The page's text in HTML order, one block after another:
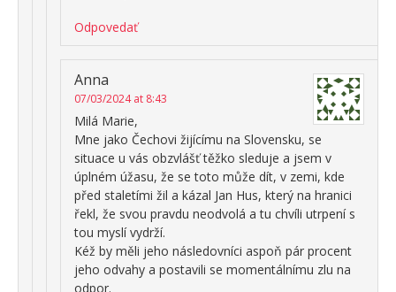
Odpovedať
Anna
07/03/2024 at 8:43
Milá Marie,
Mne jako Čechovi žijícímu na Slovensku, se
situace u vás obzvlášť těžko sleduje a jsem v
úplném úžasu, že se toto může dít, v zemi, kde
před staletími žil a kázal Jan Hus, který na hranici
řekl, že svou pravdu neodvolá a tu chvíli utrpení s
tou myslí vydrží.
Kéž by měli jeho následovníci aspoň pár procent
jeho odvahy a postavili se momentálnímu zlu na
odpor.